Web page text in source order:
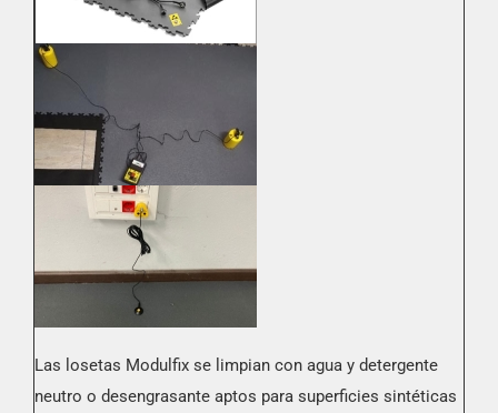
Las losetas Modulfix se limpian con agua y detergente
neutro o desengrasante aptos para superficies sintéticas